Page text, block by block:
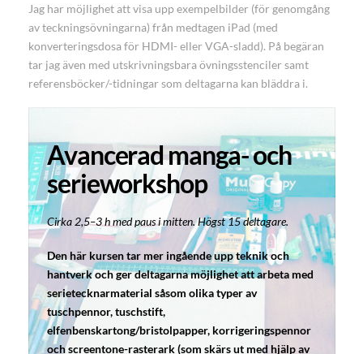
Jag har möjlighet att visa upp exempelbilder (för genomgång
av teckningsövningarna) från medtagen iPad (med
konverteringsdosa för HDMI- eller VGA-sladd). På begäran
tar jag även med utskrivningsbara övningsstenciler samt
referensböcker/-tidningar som deltagarna kan bläddra i.
Avancerad manga- och
serieworkshop
Cirka 2,5–3 h med paus i mitten. Högst 15 deltagare.
Den här kursen tar mer ingående upp teknik och
hantverk och ger deltagarna möjlighet att arbeta med
serietecknarmaterial såsom olika typer av
tuschpennor, tuschstift,
elfenbenskartong/bristolpapper, korrigeringspennor
och screentone-rasterark (som skärs ut med hjälp av